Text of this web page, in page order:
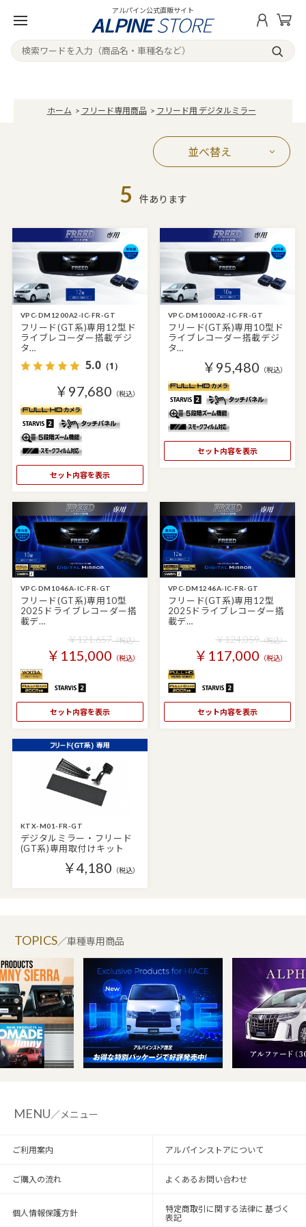
アルパイン公式直販サイト
ホーム > フリード専用商品 > フリード用 デジタルミラー
並べ替え
5 件あります
VPC-DM1200A2-IC-FR-GT
フリード(GT系)専用12型ド
ライブレコーダー搭載デジ
タ…
5.0（1）
￥97,680 （税込）
セット内容を表示
VPC-DM1000A2-IC-FR-GT
フリード(GT系)専用10型ド
ライブレコーダー搭載デジ
タ…
￥95,480 （税込）
セット内容を表示
VPC-DM1046A-IC-FR-GT
フリード(GT系)専用10型
2025ドライブレコーダー搭
載デ…
￥121,657（税込）
￥115,000 （税込）
セット内容を表示
VPC-DM1246A-IC-FR-GT
フリード(GT系)専用12型
2025ドライブレコーダー搭
載デ…
￥124,059（税込）
￥117,000 （税込）
セット内容を表示
KTX-M01-FR-GT
デジタルミラー・フリード
(GT系)専用取付けキット
￥4,180 （税込）
／車種専用商品
MENU／メニュー
ご利用案内 アルパインストアについて
ご購入の流れ よくあるお問い合わせ
個人情報保護方針
特定商取引に関する法律に 基づく
表記